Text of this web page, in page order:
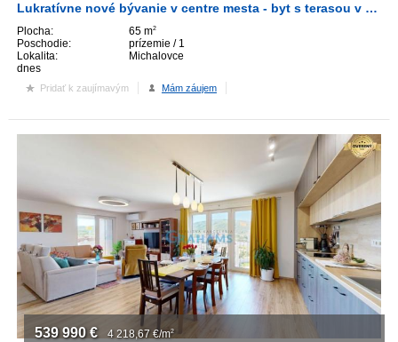
Lukratívne nové bývanie v centre mesta - byt s terasou v záhrade
Plocha: 65 m2
Poschodie:
prízemie / 1
Lokalita:
Michalovce
dnes
Pridať k zaujímavým Mám záujem
539 990 € 4 218,67 €/m2